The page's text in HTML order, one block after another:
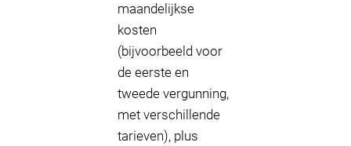
maandelijkse
kosten
(bijvoorbeeld voor
de eerste en
tweede vergunning,
met verschillende
tarieven), plus